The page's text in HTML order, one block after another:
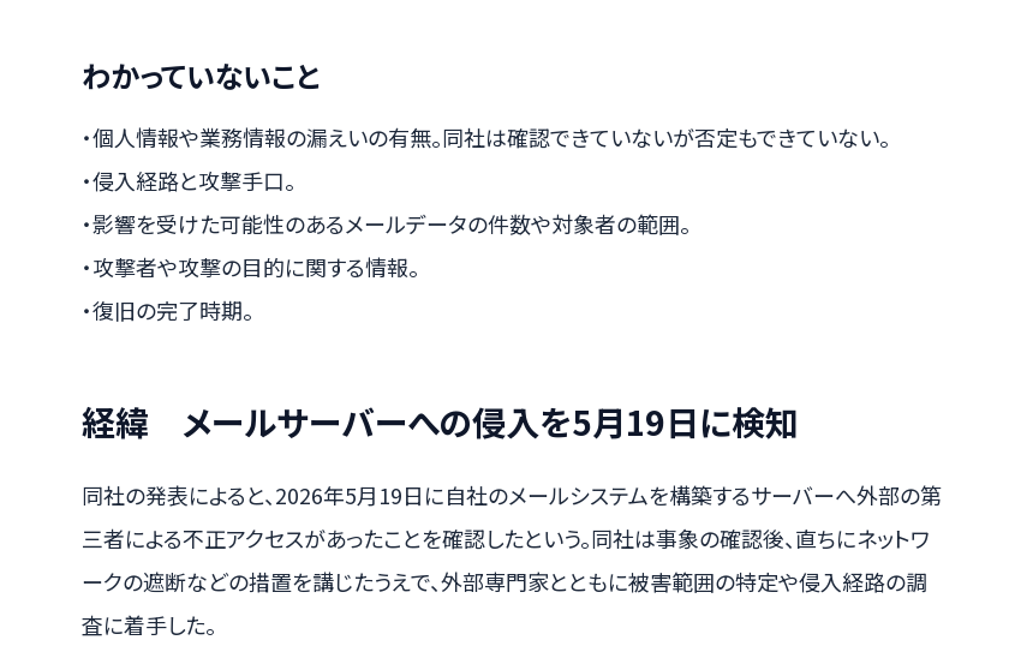
わかっていないこと
・個人情報や業務情報の漏えいの有無。同社は確認できていないが否定もできていない。
・侵入経路と攻撃手口。
・影響を受けた可能性のあるメールデータの件数や対象者の範囲。
・攻撃者や攻撃の目的に関する情報。
・復旧の完了時期。
経緯 メールサーバーへの侵入を5月19日に検知
同社の発表によると、2026年5月19日に自社のメールシステムを構築するサーバーへ外部の第
三者による不正アクセスがあったことを確認したという。同社は事象の確認後、直ちにネットワ
ークの遮断などの措置を講じたうえで、外部専門家とともに被害範囲の特定や侵入経路の調
査に着手した。